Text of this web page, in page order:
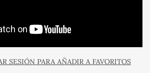
SESIÓN PARA AÑADIR A FAVORITOS